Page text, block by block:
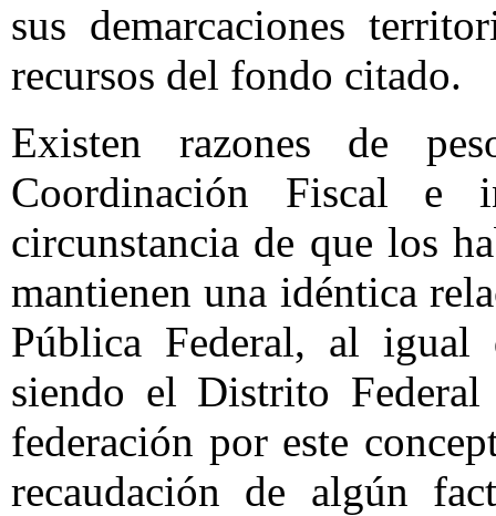
sus demarcaciones
recursos del fondo citado.
Existen razones de
Coordinación Fiscal
circunstancia de que los
mantienen una idéntica
Pública Federal, al igual
siendo el Distrito
federación por este
recaudación de algún